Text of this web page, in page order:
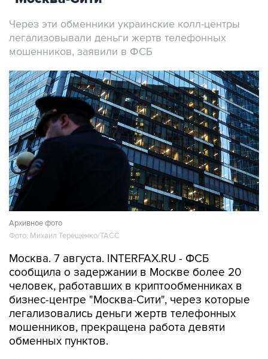
Через эти обменники украинские колл-центры
легализовывали деньги жертв телефонных
мошенников, заявили в ФСБ
Архивное фото
Фото: Михаил Терещенко/ТАСС
Москва. 7 августа. INTERFAX.RU - ФСБ
сообщила о задержании в Москве более 20
человек, работавших в криптообменниках в
бизнес-центре "Москва-Сити", через которые
легализовались деньги жертв телефонных
мошенников, прекращена работа девяти
обменных пунктов.